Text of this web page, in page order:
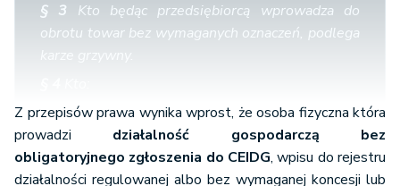
§ 3 Kto będąc przedsiębiorcą wprowadza do
obrotu towar bez wymaganych oznaczeń, podlega
karze grzywny.
1)wykonuje odpłatnie zadania przewodnika
górskiego bez uprawnień wymaganych dla
określonego obszaru górskiego,
Z przepisów prawa wynika wprost, że osoba fizyczna która
prowadzi działalność gospodarczą bez
obligatoryjnego zgłoszenia do CEIDG, wpisu do rejestru
działalności regulowanej albo bez wymaganej koncesji lub